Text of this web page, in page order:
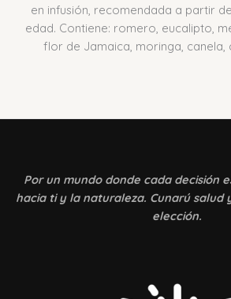
en infusión, recomendada a partir
edad. Contiene: romero, eucalipto,
flor de Jamaica, moringa, canela,
Por un mundo donde cada decisión
hacia ti y la naturaleza. Cunarú salud
elección.